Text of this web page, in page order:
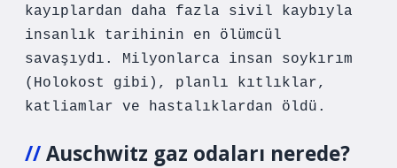
kayıplardan daha fazla sivil kaybıyla
insanlık tarihinin en ölümcül
savaşıydı. Milyonlarca insan soykırım
(Holokost gibi), planlı kıtlıklar,
katliamlar ve hastalıklardan öldü.
Auschwitz gaz odaları nerede?